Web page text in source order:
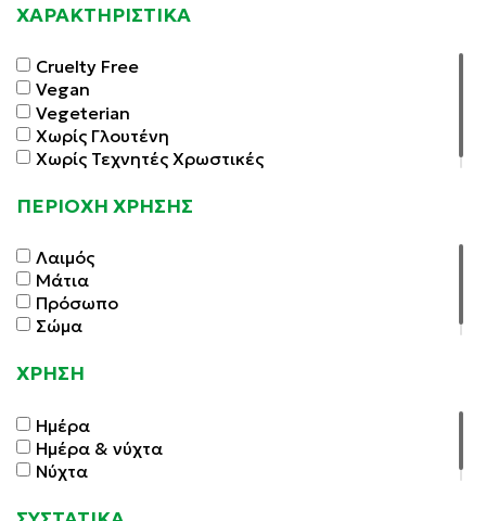
ΧΑΡΑΚΤΗΡΙΣΤΙΚΑ
Cruelty Free
Vegan
Vegeterian
Χωρίς Γλουτένη
Χωρίς Τεχνητές Χρωστικές
ΠΕΡΙΟΧΗ ΧΡΗΣΗΣ
Λαιμός
Μάτια
Πρόσωπο
Σώμα
ΧΡΗΣΗ
Ημέρα
Ημέρα & νύχτα
Νύχτα